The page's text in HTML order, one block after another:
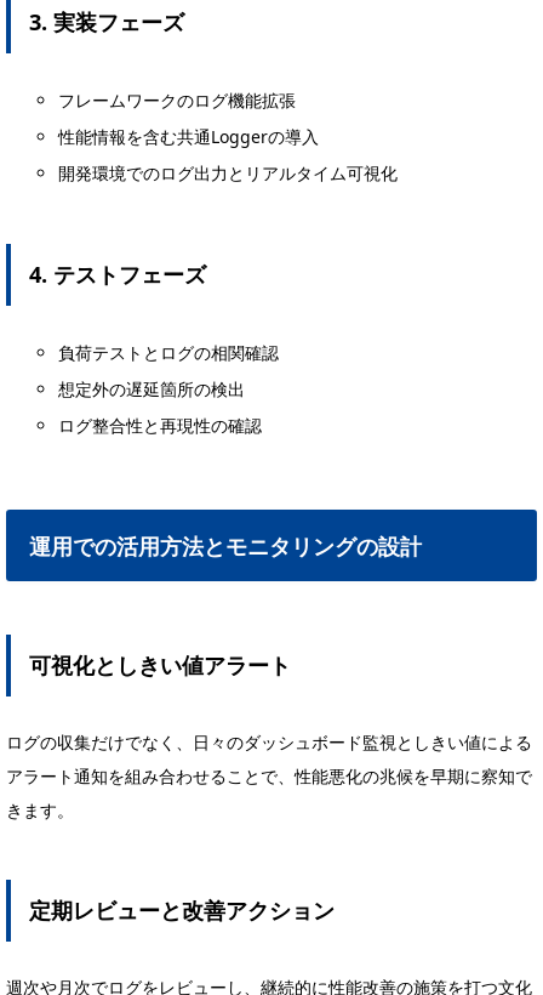
3. 実装フェーズ
フレームワークのログ機能拡張
性能情報を含む共通Loggerの導入
開発環境でのログ出力とリアルタイム可視化
4. テストフェーズ
負荷テストとログの相関確認
想定外の遅延箇所の検出
ログ整合性と再現性の確認
運用での活用方法とモニタリングの設計
可視化としきい値アラート
ログの収集だけでなく、日々のダッシュボード監視としきい値による
アラート通知を組み合わせることで、性能悪化の兆候を早期に察知で
きます。
定期レビューと改善アクション
週次や月次でログをレビューし、継続的に性能改善の施策を打つ文化